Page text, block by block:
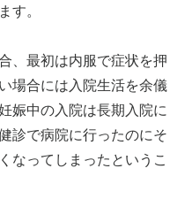
す。
、最初は内服で症状を押
場合には入院生活を余儀
娠中の入院は長期入院に
診で病院に行ったのにそ
なってしまったというこ